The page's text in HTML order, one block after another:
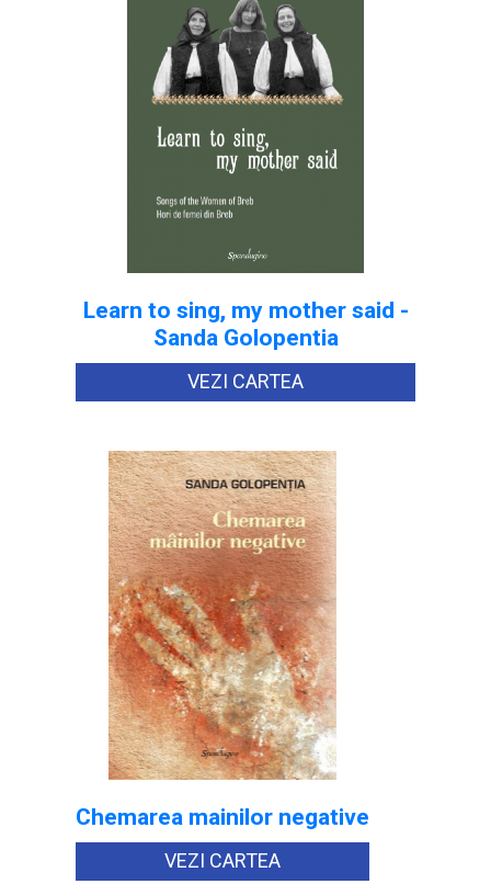
Learn to sing, my mother said -
Sanda Golopentia
VEZI CARTEA
Chemarea mainilor negative
VEZI CARTEA